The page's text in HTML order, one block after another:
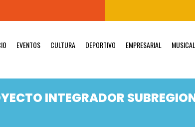
EVENTOS CULTURA DEPORTIVO EMPRESARIAL MUSICAL
INTEGRADOR